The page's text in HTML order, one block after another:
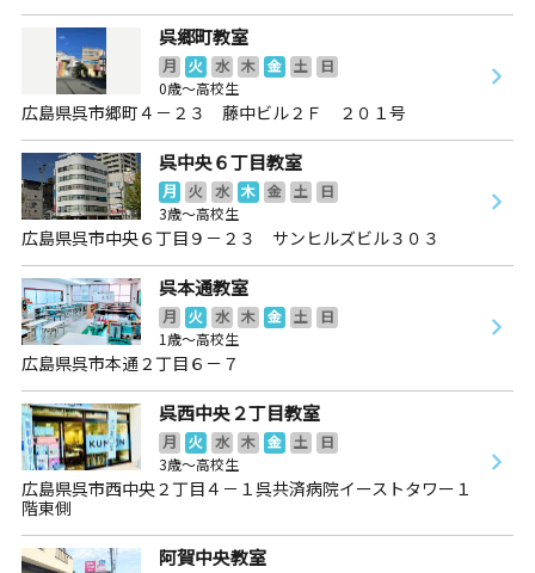
呉郷町教室
月 火 水 木 金 土
日
0歳～高校生
広島県呉市郷町４－２３ 藤中ビル２Ｆ ２０１号
呉中央６丁目教室
月 火 水 木 金 土
日
3歳～高校生
広島県呉市中央６丁目９－２３ サンヒルズビル３０３
呉本通教室
月 火 水 木 金 土
日
1歳～高校生
広島県呉市本通２丁目６－７
呉西中央２丁目教室
月 火 水 木 金 土
日
3歳～高校生
広島県呉市西中央２丁目４－１呉共済病院イーストタワー１
階東側
阿賀中央教室